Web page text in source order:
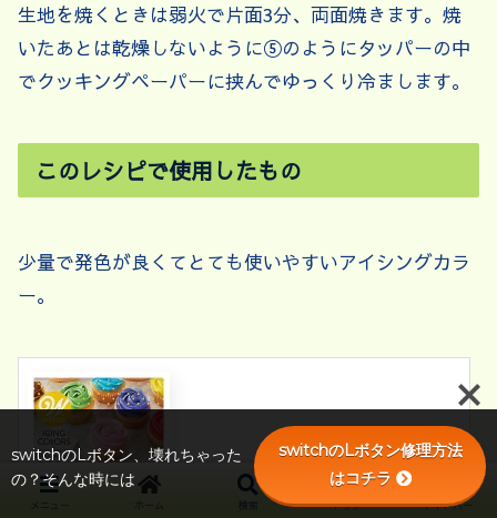
生地を焼くときは弱火で片面3分、両面焼きます。焼
いたあとは乾燥しないように⑤のようにタッパーの中
でクッキングペーパーに挟んでゆっくり冷まします。
このレシピで使用したもの
少量で発色が良くてとても使いやすいアイシングカラ
ー。
検索 トップ サイドバー
switchのLボタン、壊れちゃった
の？そんな時には
switchのLボタン修理方法
はコチラ